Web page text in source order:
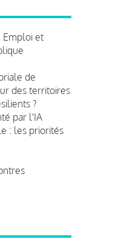
Emploi et
de
des territoires
?
par l'IA
: les priorités